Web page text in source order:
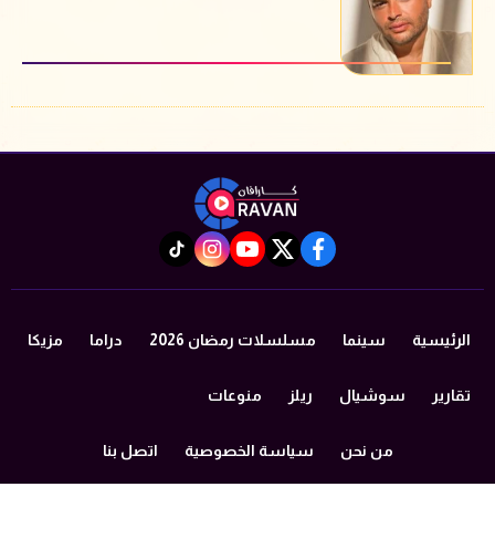
facebook
twitter
youtube
instagram
tiktok
الرئيسية سينما مسلسلات رمضان 2026 دراما مزيكا
تقارير سوشيال ريلز منوعات
من نحن سياسة الخصوصية اتصل بنا